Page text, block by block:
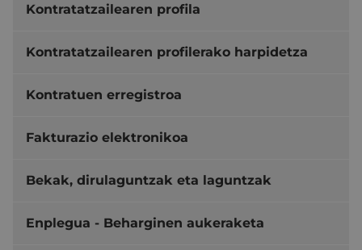
Kontratatzailearen profila
Kontratatzailearen profilerako harpidetza
Kontratuen erregistroa
Fakturazio elektronikoa
Bekak, dirulaguntzak eta laguntzak
Enplegua - Beharginen aukeraketa